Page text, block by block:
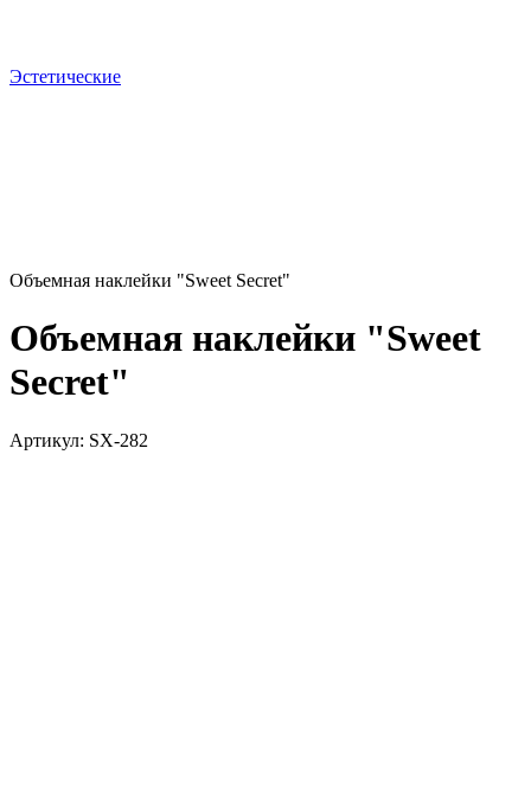
Эстетические
Объемная наклейки "Sweet Secret"
Объемная наклейки "Sweet
Secret"
Артикул: SX-282